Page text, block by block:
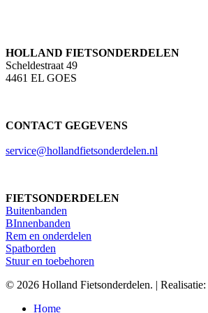
HOLLAND FIETSONDERDELEN
Scheldestraat 49
4461 EL GOES
CONTACT GEGEVENS
service@hollandfietsonderdelen.nl
FIETSONDERDELEN
Buitenbanden
BInnenbanden
Rem en onderdelen
Spatborden
Stuur en toebehoren
© 2026 Holland Fietsonderdelen. | Realisatie:
Close
Home